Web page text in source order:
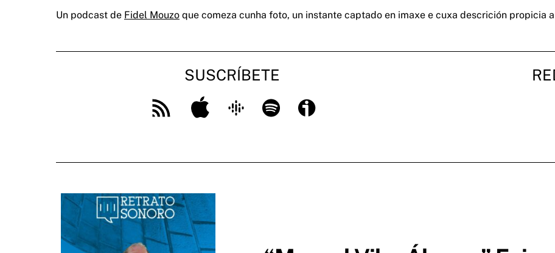
Un podcast de Fidel Mouzo que comeza cunha foto, un instante captado en imaxe e cuxa descrición propicia
SUSCRÍBETE
Feed
Apple
Google
Spotify Ivoox